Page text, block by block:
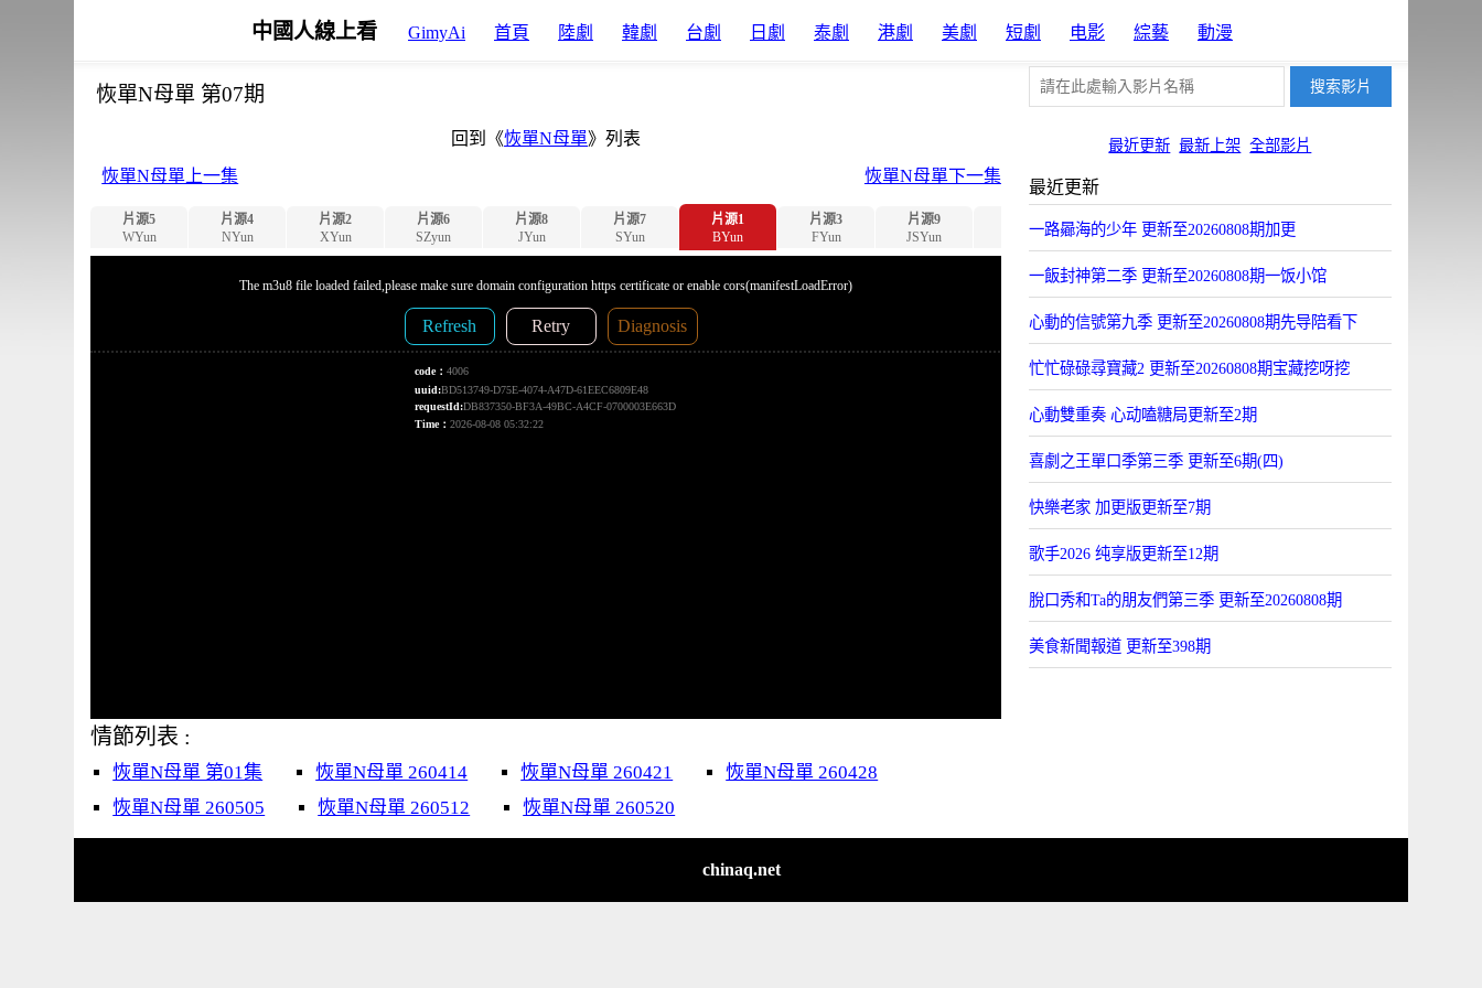
中國人線上看 GimyAi 首頁 陸劇 韓劇 台劇 日劇 泰劇 港劇 美劇 短劇 电影 綜藝 動漫
最近更新 最新上架 全部影片
恢單N母單 第07期
回到《恢單N母單》列表
恢單N母單上一集
恢單N母單下一集
片源5
WYun
片源4
NYun
片源2
XYun
片源6
SZyun
片源8
JYun
片源7
SYun
片源1
BYun
片源3
FYun
片源9
JSYun
情節列表 :
恢單N母單 第01集 恢單N母單 260414 恢單N母單 260421
恢單N母單 260428
恢單N母單 260505
恢單N母單 260512 恢單N母單 260520
最近更新
一路曏海的少年 更新至20260808期加更
一飯封神第二季 更新至20260808期一饭小馆
心動的信號第九季 更新至20260808期先导陪看下
忙忙碌碌尋寶藏2 更新至20260808期宝藏挖呀挖
心動雙重奏 心动嗑糖局更新至2期
喜劇之王單口季第三季 更新至6期(四)
快樂老家 加更版更新至7期
歌手2026 纯享版更新至12期
脫口秀和Ta的朋友們第三季 更新至20260808期
美食新聞報道 更新至398期
chinaq.net